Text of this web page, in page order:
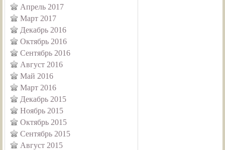
Апрель 2017
Март 2017
Декабрь 2016
Октябрь 2016
Сентябрь 2016
Август 2016
Май 2016
Март 2016
Декабрь 2015
Ноябрь 2015
Октябрь 2015
Сентябрь 2015
Август 2015